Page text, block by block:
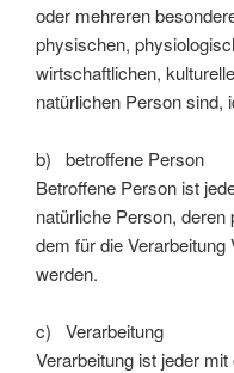
oder mehreren
physischen,
wirtschaftlichen,
natürlichen Person sind,
b) betroffene Person
Betroffene Person ist
natürliche Person,
dem für die
werden.
c) Verarbeitung
Verarbeitung ist jeder